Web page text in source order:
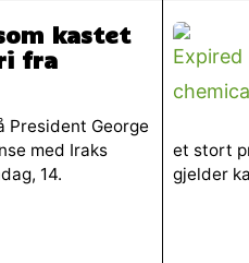
kastet
fra
President George
med Iraks
14.
et stort
gjelder